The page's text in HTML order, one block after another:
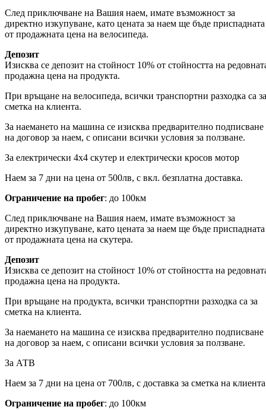
След приключване на Вашия наем, имате възможност за
директно изкупуване, като цената за наем ще бъде приспадната
от продажната цена на велосипеда.
Депозит
Изисква се депозит на стойност 10% от стойността на
продажна цена на продукта.
При връщане на велосипеда, всички транспортни разходка са за
сметка на клиента.
За наемането на машина се изисква предварително подписване
на договор за наем, с описани всички условия за ползване.
За електрически 4х4 скутер и електрически кросов мотор
Наем за 7 дни на цена от 500лв, с вкл. безплатна доставка.
Ограничение на пробег: до 100км
След приключване на Вашия наем, имате възможност за
директно изкупуване, като цената за наем ще бъде приспадната
от продажната цена на скутера.
Депозит
Изисква се депозит на стойност 10% от стойността на
продажна цена на продукта.
При връщане на продукта, всички транспортни разходка са за
сметка на клиента.
За наемането на машина се изисква предварително подписване
на договор за наем, с описани всички условия за ползване.
За АТВ
Наем за 7 дни на цена от 700лв, с доставка за сметка на
Ограничение на пробег: до 100км